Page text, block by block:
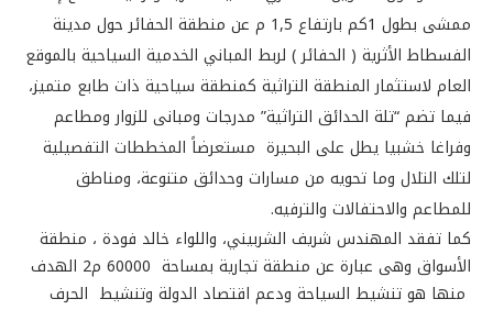
ممشى بطول 1كم بارتفاع 1,5 م عن منطقة الحفائر حول مدينة
الفسطاط الأثرية ( الحفائر ) لربط المباني الخدمية السياحية بالموقع
العام لاستثمار المنطقة التراثية كمنطقة سياحية ذات طابع متميز،
فيما تضم “تلة الحدائق التراثية” مدرجات ومبانى للزوار ومطاعم
وفراغا خشبيا يطل على البحيرة مستعرضاً المخططات التفصيلية
لتلك التلال وما تحويه من مسارات وحدائق متنوعة، ومناطق
للمطاعم والاحتفالات والترفيه.
كما تفقد المهندس شريف الشربيني، واللواء خالد فودة ، منطقة
الأسواق وهى عبارة عن منطقة تجارية بمساحة 60000 م2 الهدف
منها هو تنشيط السياحة ودعم اقتصاد الدولة وتنشيط الحرف